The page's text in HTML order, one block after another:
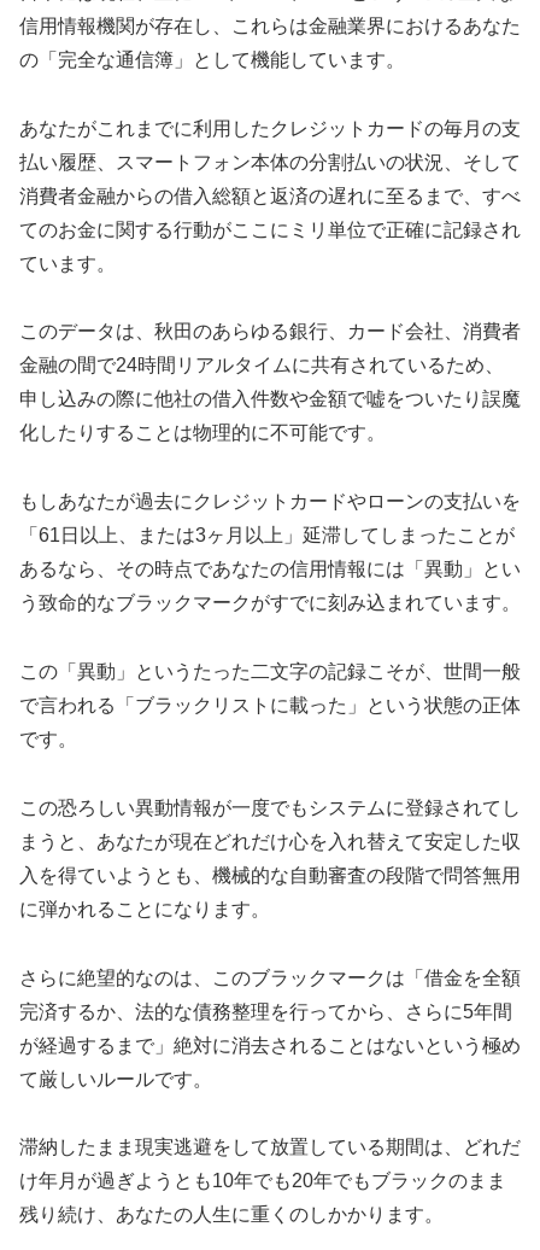
信用情報機関が存在し、これらは金融業界におけるあなた
の「完全な通信簿」として機能しています。
あなたがこれまでに利用したクレジットカードの毎月の支
払い履歴、スマートフォン本体の分割払いの状況、そして
消費者金融からの借入総額と返済の遅れに至るまで、すべ
てのお金に関する行動がここにミリ単位で正確に記録され
ています。
このデータは、秋田のあらゆる銀行、カード会社、消費者
金融の間で24時間リアルタイムに共有されているため、
申し込みの際に他社の借入件数や金額で嘘をついたり誤魔
化したりすることは物理的に不可能です。
もしあなたが過去にクレジットカードやローンの支払いを
「61日以上、または3ヶ月以上」延滞してしまったことが
あるなら、その時点であなたの信用情報には「異動」とい
う致命的なブラックマークがすでに刻み込まれています。
この「異動」というたった二文字の記録こそが、世間一般
で言われる「ブラックリストに載った」という状態の正体
です。
この恐ろしい異動情報が一度でもシステムに登録されてし
まうと、あなたが現在どれだけ心を入れ替えて安定した収
入を得ていようとも、機械的な自動審査の段階で問答無用
に弾かれることになります。
さらに絶望的なのは、このブラックマークは「借金を全額
完済するか、法的な債務整理を行ってから、さらに5年間
が経過するまで」絶対に消去されることはないという極め
て厳しいルールです。
滞納したまま現実逃避をして放置している期間は、どれだ
け年月が過ぎようとも10年でも20年でもブラックのまま
残り続け、あなたの人生に重くのしかかります。